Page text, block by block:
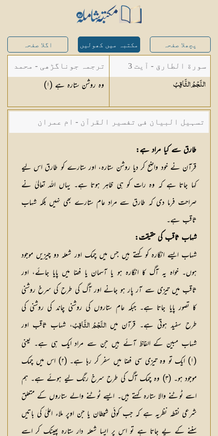
پچھلا صفحہ مکتبہ میں کھولیں اگلا صفحہ
سورة الطارق - آیت 3
النَّجْمُالثَّاقِبُ
ترجمہ جوناگڑھی - محمد
جونا گڑھی
وہ روشن ستارہ ہے (١)
تسہیل البیان فی تفسیر القرآن - ام عمران
شکیلہ بنت میاں فضل حسین
طارق سے كیا مراد ہے:
قرآن نے خود واضح كر دیا روشن ستارہ، اور ستارے كو طارق اس لیے
كہا جاتا ہے كہ وہ رات كو ہی ظاہر ہوتا ہے۔ یہاں اللہ تعالیٰ نے
صراحت فرما دی كہ طارق سے مراد عام ستارے بھی نہیں بلكہ شہاب
ثاقب ہے۔
شہاب ثاقب كی حقیقت:
شہاب ایسے انگارہ كو كہتے ہیں جس میں چمك اور شعلہ دو چیزیں موجود
ہوں۔ خواہ یہ آگ كا انگارہ ہو یا آسمان یا فضا میں پایا جائے، اور
ثاقب میں تیزی سے آر پار ہو جانے اور آگ كی طرح كی سرخ روشنی
كا تصور پایا جاتا ہے۔ جبكہ عام ستاروں كی روشنی چاند كی روشنی كی
طرح سفید ہوتی ہے۔ قرآن میںالنَّجْمُ الثَّاقِبُ، شہاب ثاقب اور
شہاب مبین كے الفاظ آئے ہیں جن سے مراد ایك ہی ہے۔ یعنی
(۱) ایك تو وہ تیزی سی فضا میں سفر كر رہا ہے۔ (۲) اس میں چمك
موجود ہو۔ (۳) وہ چمك آگ كی طرح سرخ رنگ لیے ہوئے ہے۔ ہم
اسے ٹوٹنے والا ستارہ كہتے ہیں۔ ایسے ٹوٹنے والے ستاروں كے متعلق
شرعی نقطہ نظریہ ہے كہ جب كوئی شیطان یا جن اوپر ملاء اعلیٰ كی باتیں
سننے كے یے جاتا ہے تو اس پر ایسا شعلہ دار ستارہ پھینك كر اسے